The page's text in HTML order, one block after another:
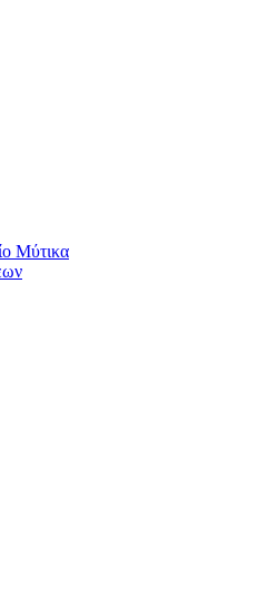
Μύτικα